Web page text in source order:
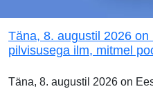
Täna, 8. augustil 2026
pilvisusega ilm, mitmel
Täna, 8. augustil 2026 on